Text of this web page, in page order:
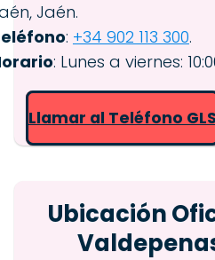
Jaén.
: +34 902 113 300.
: Lunes a viernes:
Llamar al Teléfono GLS
Ubicación